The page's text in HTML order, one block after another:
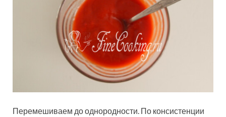
Перемешиваем до однородности. По консистенции